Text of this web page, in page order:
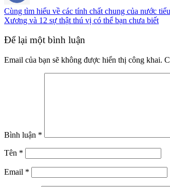
Cùng tìm hiểu về các tính chất chung của nước
Xương và 12 sự thật thú vị có thể bạn chưa biết
Để lại một bình luận
Email của bạn sẽ không được hiển thị công khai.
Bình luận *
Tên *
Email *